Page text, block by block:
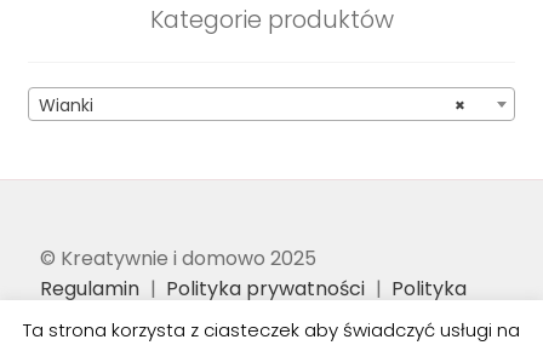
Kategorie produktów
×
Wianki
© Kreatywnie i domowo 2025
Regulamin
Polityka prywatności
Polityka
bezpieczeństwa
Kilka słów od nas Dostawa
Ta strona korzysta z ciasteczek aby świadczyć usługi na